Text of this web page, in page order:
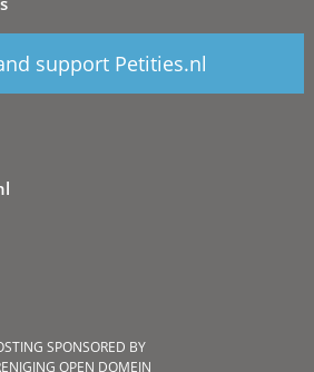
support Petities.nl
SPONSORED BY
OPEN DOMEIN